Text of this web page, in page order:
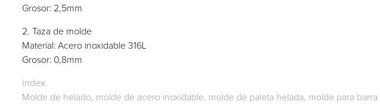
Grosor: 2,5mm
2. Taza de molde
Material: Acero inoxidable 316L
Grosor: 0,8mm
Index
Molde de helado, molde de acero inoxidable, molde de paleta helada, molde para